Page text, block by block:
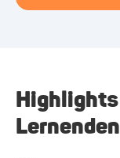
Lernenden